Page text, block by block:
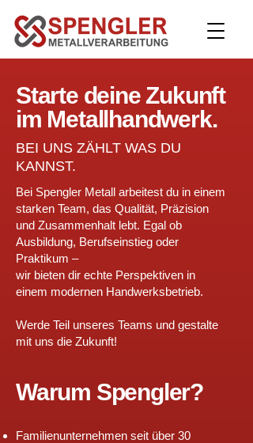
Starte deine Zukunft
im Metallhandwerk.
BEI UNS ZÄHLT WAS DU
KANNST.
Bei Spengler Metall arbeitest du in einem
starken Team, das Qualität, Präzision
und Zusammenhalt lebt. Egal ob
Ausbildung, Berufseinstieg oder
Praktikum –
wir bieten dir echte Perspektiven in
einem modernen Handwerksbetrieb.
Werde Teil unseres Teams und gestalte
mit uns die Zukunft!
Warum Spengler?
Familienunternehmen seit über 30